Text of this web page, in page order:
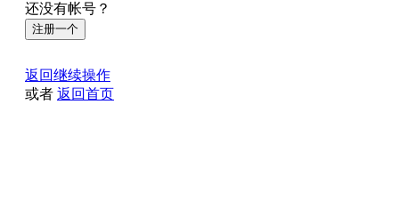
还没有帐号？
注册一个
返回继续操作
或者 返回首页